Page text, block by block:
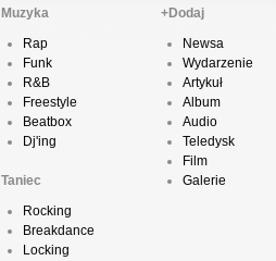
Muzyka
Rap
Funk
R&B
Freestyle
Beatbox
Dj'ing
Taniec
Rocking
Breakdance
Locking
+Dodaj
Newsa
Wydarzenie
Artykuł
Album
Audio
Teledysk
Film
Galerie